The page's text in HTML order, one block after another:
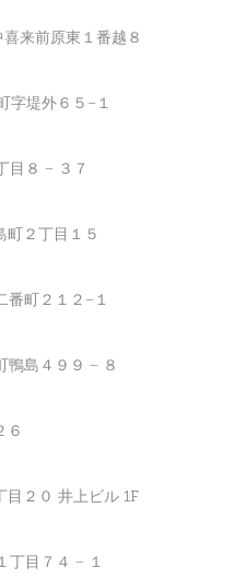
来前原東１番越８
字堤外６５−１
目８ − ３７
町２丁目 １５
番町２１２−１
鴨島４９９ − ８
６
目２０ 井上ビル 1F
丁目７４ − １